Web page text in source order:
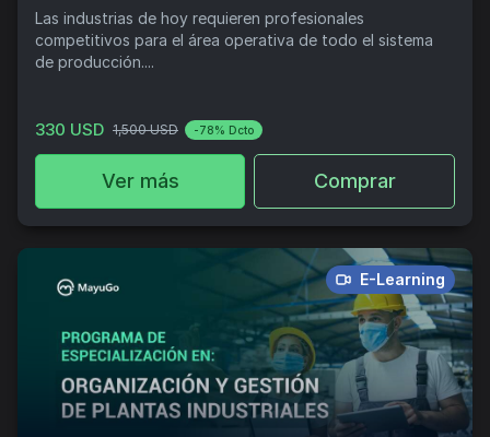
Las industrias de hoy requieren profesionales
competitivos para el área operativa de todo el sistema
de producción....
330 USD 1,500 USD -78% Dcto
Ver más Comprar
E-Learning